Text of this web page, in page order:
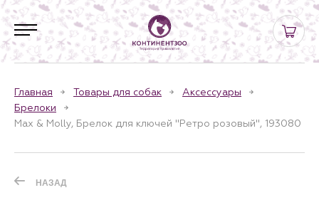
Главная Товары для собак
Аксессуары
Брелоки
Max & Molly, Брелок для ключей "Ретро розовый", 193080
НАЗАД